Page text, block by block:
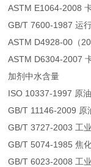
ASTM E1064-2008
GB/T 7600-1987 运
ASTM D4928-00（
ASTM D6304-2007
加剂中水含量
ISO 10337-1997 原
GB/T 11146-2009 原
GB/T 3727-2003 工
GB/T 5074-1985 焦
GB/T 6023-2008 工